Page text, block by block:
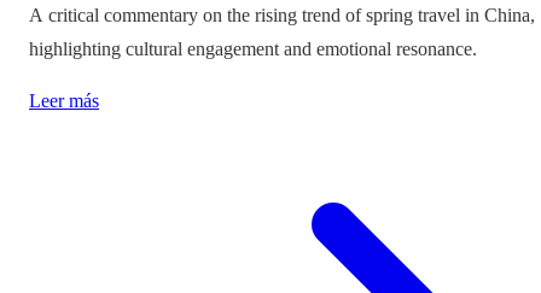
A critical commentary on the rising trend of spring travel in China,
highlighting cultural engagement and emotional resonance.
Leer más